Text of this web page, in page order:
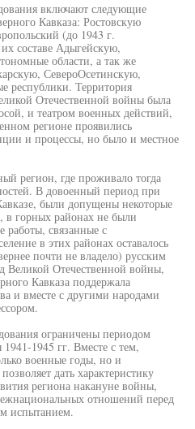
включают следующие
Кавказа: Ростовскую
(до 1943 г.
составе Адыгейскую,
области, а так же
СевероОсетинскую,
республики. Территория
Отечественной войны была
и театром военных действий,
регионе проявились
и процессы, но было и местное
регион, где проживало тогда
В довоенный период при
были допущены некоторые
горных районах не были
работы, связанные с
в этих районах оставалось
почти не владело) русским
Великой Отечественной войны,
Кавказа поддержала
и вместе с другими народами
ограничены периодом
1945 гг. Вместе с тем,
военные годы, но и
дать характеристику
региона накануне войны,
отношений перед
испытанием.